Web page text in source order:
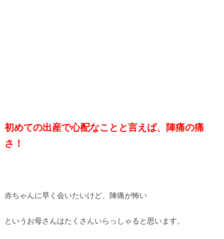
初めての出産で心配なことと言えば、陣痛の痛
さ！
赤ちゃんに早く会いたいけど、陣痛が怖い
というお母さんはたくさんいらっしゃると思います。